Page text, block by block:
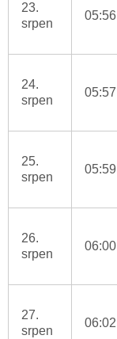
23.
srpen
05:56
24.
srpen
05:57
25.
srpen
05:59
26.
srpen
06:00
27.
srpen
06:02